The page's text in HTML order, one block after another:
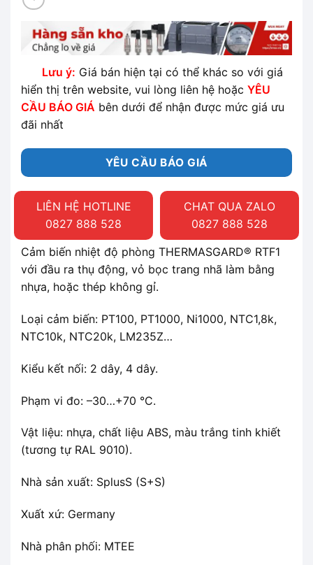
Lưu ý: Giá bán hiện tại có thể khác so với giá
hiển thị trên website, vui lòng liên hệ hoặc YÊU
CẦU BÁO GIÁ bên dưới để nhận được mức giá ưu
đãi nhất
YÊU CẦU BÁO GIÁ
LIÊN HỆ HOTLINE
0827 888 528
CHAT QUA ZALO
0827 888 528
Cảm biến nhiệt độ phòng THERMASGARD® RTF1
với đầu ra thụ động, vỏ bọc trang nhã làm bằng
nhựa, hoặc thép không gỉ.
Loại cảm biến: PT100, PT1000, Ni1000, NTC1,8k,
NTC10k, NTC20k, LM235Z…
Kiểu kết nối: 2 dây, 4 dây.
Phạm vi đo: –30…+70 °C.
Vật liệu: nhựa, chất liệu ABS, màu trắng tinh khiết
(tương tự RAL 9010).
Nhà sản xuất: SplusS (S+S)
Xuất xứ: Germany
Nhà phân phối: MTEE